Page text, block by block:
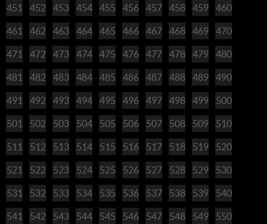
451 452 453 454 455 456 457 458 459 460
461 462 463 464 465 466 467 468 469 470
471 472 473 474 475 476 477 478 479 480
481 482 483 484 485 486 487 488 489 490
491 492 493 494 495 496 497 498 499 500
501 502 503 504 505 506 507 508 509 510
511 512 513 514 515 516 517 518 519 520
521 522 523 524 525 526 527 528 529 530
531 532 533 534 535 536 537 538 539 540
541 542 543 544 545 546 547 548 549 550